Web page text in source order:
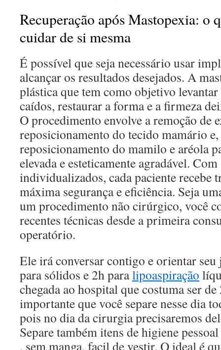
Recuperação após Mastopexia: o
cuidar de si mesma
É possível que seja necessário usar
alcançar os resultados desejados. A
plástica que tem como objetivo
caídos, restaurar a forma e a firmeza
O procedimento envolve a remoção de
reposicionamento do tecido mamário
reposicionamento do mamilo e aréola
elevada e esteticamente agradável.
individualizados, cada paciente recebe
máxima segurança e eficiência. Seja
um procedimento não cirúrgico, você
recentes técnicas desde a primeira
operatório.
Ele irá conversar contigo e orientar
para sólidos e 2h paralipoaspiração
chegada ao hospital que costuma ser
importante que você separe nesse dia
pois no dia da cirurgia precisaremos
Separe também itens de higiene
, sem manga, facil de vestir. O ideal é